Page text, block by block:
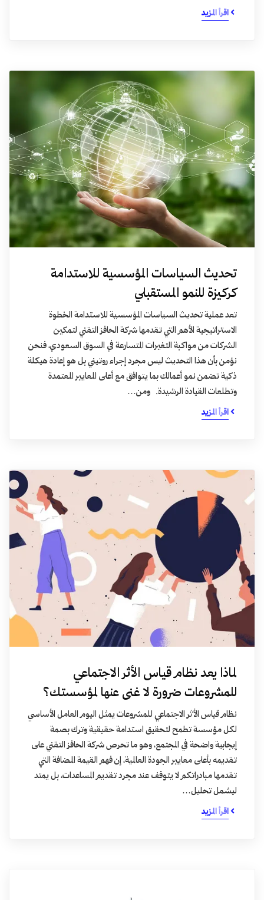
اقرأ المزيد
تحديث السياسات المؤسسية للاستدامة
كركيزة للنمو المستقبلي
تعد عملية تحديث السياسات المؤسسية للاستدامة الخطوة
الاستراتيجية الأهم التي تقدمها شركة الحافز التقني لتمكين
الشركات من مواكبة التغيرات المتسارعة في السوق السعودي، فنحن
نؤمن بأن هذا التحديث ليس مجرد إجراء روتيني بل هو إعادة هيكلة
ذكية تضمن نمو أعمالك بما يتوافق مع أعلى المعايير المعتمدة
وتطلعات القيادة الرشيدة. ومن…
اقرأ المزيد
لماذا يعد نظام قياس الأثر الاجتماعي
للمشروعات ضرورة لا غنى عنها لمؤسستك؟
نظام قياس الأثر الاجتماعي للمشروعات يمثل اليوم العامل الأساسي
لكل مؤسسة تطمح لتحقيق استدامة حقيقية وترك بصمة
إيجابية واضحة في المجتمع، وهو ما تحرص شركة الحافز التقني على
تقديمه بأعلى معايير الجودة العالمية، إن فهم القيمة المضافة التي
تقدمها مبادراتكم لا يتوقف عند مجرد تقديم المساعدات، بل يمتد
ليشمل تحليل…
اقرأ المزيد